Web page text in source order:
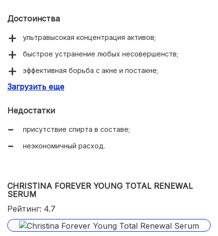
Достоинства
ультравысокая концентрация активов;
быстрое устранение любых несовершенств;
эффективная борьба с акне и постакне;
ускоренное обновление эпидермиса;
Загрузить еще
Недостатки
присутствие спирта в составе;
неэкономичный расход.
CHRISTINA FOREVER YOUNG TOTAL RENEWAL
SERUM
Рейтинг: 4.7